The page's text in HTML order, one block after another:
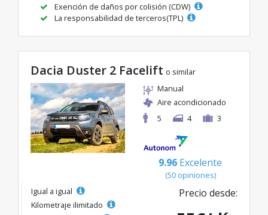
Exención de daños por colisión (CDW)
La responsabilidad de terceros(TPL)
Dacia Duster 2 Facelift o similar
Manual
Aire acondicionado
5
4 3
9.96 Excelente
(50 opiniones)
Igual a igual
Kilometraje ilimitado
Precio desde: